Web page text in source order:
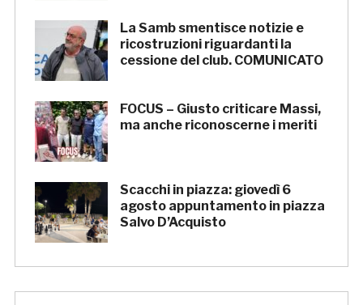
La Samb smentisce notizie e
ricostruzioni riguardanti la
cessione del club. COMUNICATO
FOCUS – Giusto criticare Massi,
ma anche riconoscerne i meriti
Scacchi in piazza: giovedì 6
agosto appuntamento in piazza
Salvo D’Acquisto